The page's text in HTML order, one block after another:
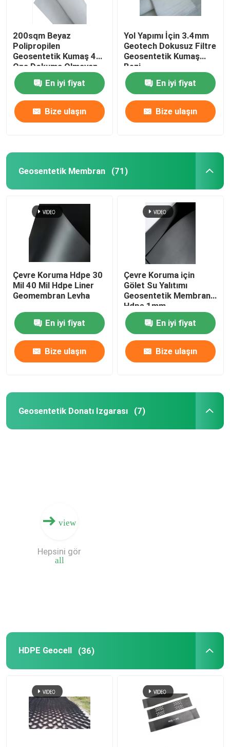
Ev
Ürünler
videolar
Kalite kontrol
Bir teklif isteği
Geosentetik Donatı Izgarası
HDPE Geocell
Geofabrik Kum Torbaları
200sqm Beyaz
Polipropilen
Geosentetik Kumaş 4
Ons Dokuma Olmayan
Geotekstil Kumaş
En iyi fiyat
Bize ulaşın
Yol Yapımı İçin 3.4mm
Geotech Dokusuz Filtre
Geosentetik Kumaş
Bezi
En iyi fiyat
Bize ulaşın
Geosentetik Membran (71)
Çevre Koruma Hdpe 30
Mil 40 Mil Hdpe Liner
Geomembran Levha
En iyi fiyat
Bize ulaşın
Çevre Koruma için
Gölet Su Yalıtımı
Geosentetik Membran
Hdpe 1mm
En iyi fiyat
Bize ulaşın
Geosentetik Donatı Izgarası (7)
view
all
Hepsini gör
HDPE Geocell (36)